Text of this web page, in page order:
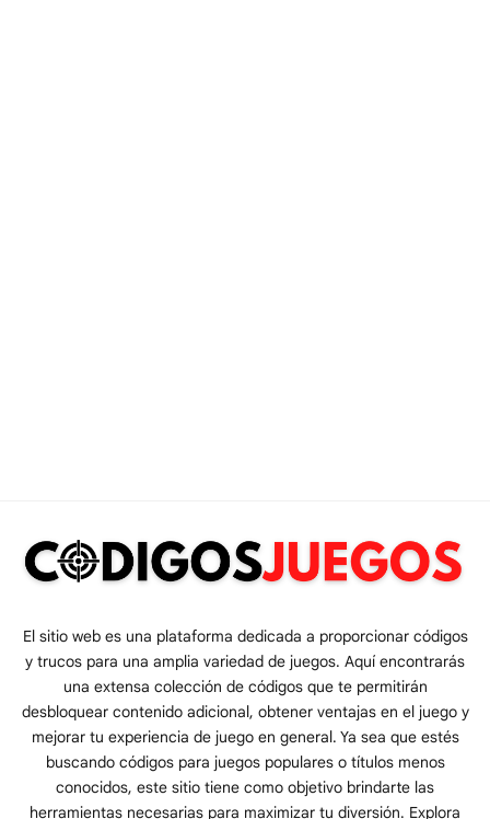
El sitio web es una plataforma dedicada a proporcionar códigos
y trucos para una amplia variedad de juegos. Aquí encontrarás
una extensa colección de códigos que te permitirán
desbloquear contenido adicional, obtener ventajas en el juego y
mejorar tu experiencia de juego en general. Ya sea que estés
buscando códigos para juegos populares o títulos menos
conocidos, este sitio tiene como objetivo brindarte las
herramientas necesarias para maximizar tu diversión. Explora